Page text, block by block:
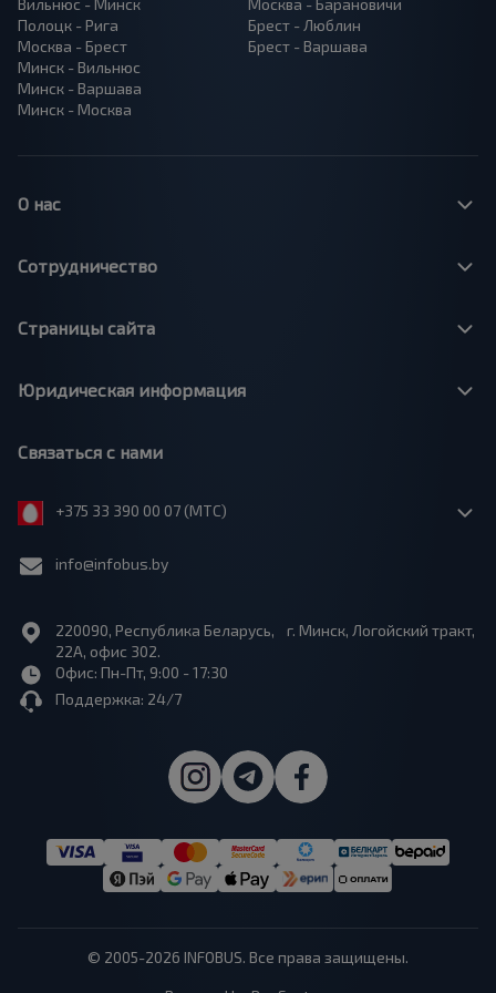
Вильнюс - Минск
Полоцк - Рига
Москва - Брест
Минск - Вильнюс
Минск - Варшава
Минск - Москва
Москва - Барановичи
Брест - Люблин
Брест - Варшава
О нас
Сотрудничество
Страницы сайта
Юридическая информация
Связаться с нами
+375 33 390 00 07 (МТС)
info@infobus.by
220090, Республика Беларусь, г. Минск, Логойский тракт,
22А, офис 302.
Офис: Пн-Пт, 9:00 - 17:30
Поддержка: 24/7
© 2005-2026 INFOBUS. Все права защищены.